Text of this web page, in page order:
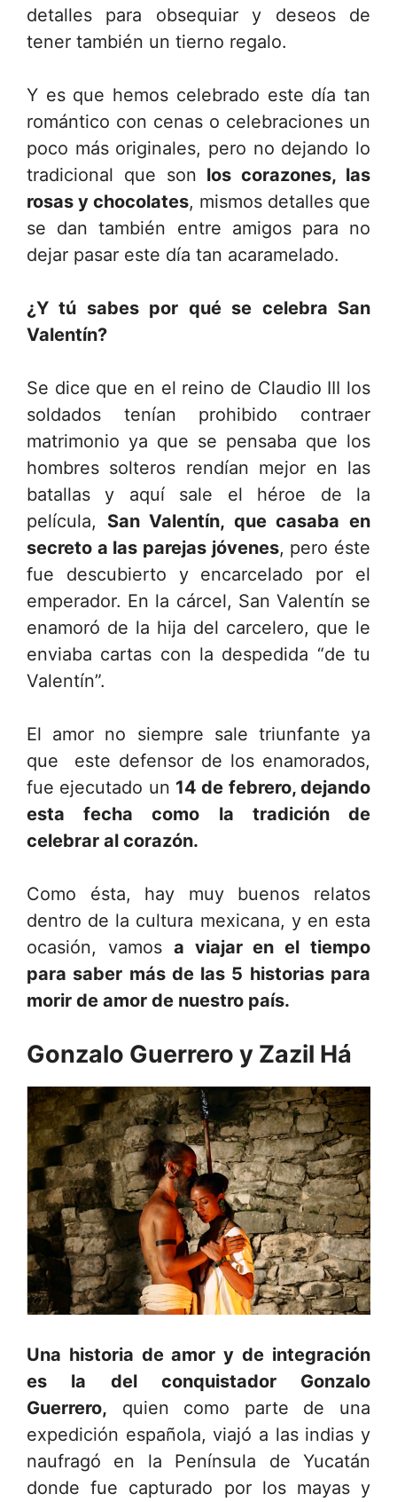
detalles para obsequiar y deseos de
tener también un tierno regalo.
Y es que hemos celebrado este día tan
romántico con cenas o celebraciones un
poco más originales, pero no dejando lo
tradicional que son los corazones, las
rosas y chocolates, mismos detalles que
se dan también entre amigos para no
dejar pasar este día tan acaramelado.
¿Y tú sabes por qué se celebra San
Valentín?
Se dice que en el reino de Claudio III los
soldados tenían prohibido contraer
matrimonio ya que se pensaba que los
hombres solteros rendían mejor en las
batallas y aquí sale el héroe de la
película, San Valentín, que casaba en
secreto a las parejas jóvenes, pero éste
fue descubierto y encarcelado por el
emperador. En la cárcel, San Valentín se
enamoró de la hija del carcelero, que le
enviaba cartas con la despedida “de tu
Valentín”.
El amor no siempre sale triunfante ya
que este defensor de los enamorados,
fue ejecutado un 14 de febrero, dejando
esta fecha como la tradición de
celebrar al corazón.
Como ésta, hay muy buenos relatos
dentro de la cultura mexicana, y en esta
ocasión, vamos a viajar en el tiempo
para saber más de las 5 historias para
morir de amor de nuestro país.
Gonzalo Guerrero y Zazil Há
Una historia de amor y de integración
es la del conquistador Gonzalo
Guerrero, quien como parte de una
expedición española, viajó a las indias y
naufragó en la Península de Yucatán
donde fue capturado por los mayas y